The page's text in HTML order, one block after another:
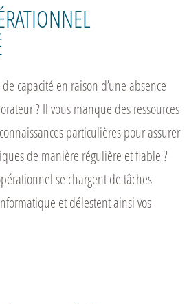
capacité en raison d’une absence
? Il vous manque des ressources
particulières pour assurer
de manière régulière et fiable ?
se chargent de tâches
et délestent ainsi vos